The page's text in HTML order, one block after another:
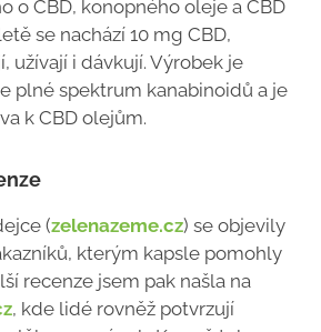
o CBD, konopného oleje a CBD
se nachází 10 mg CBD,
užívají i dávkují. Výrobek je
plné spektrum kanabinoidů a je
k CBD olejům.
(zelenazeme.cz) se objevily
kterým kapsle pomohly
recenze jsem pak našla na
, kde lidé rovněž potvrzují